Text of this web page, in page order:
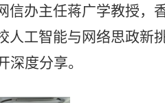
信办主任蒋广学教授，
人工智能与网络思政新
度分享。